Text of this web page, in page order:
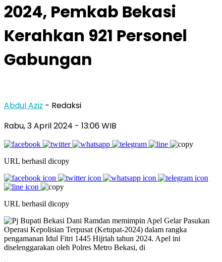
2024, Pemkab Bekasi
Kerahkan 921 Personel
Gabungan
Abdul Aziz - Redaksi
Rabu, 3 April 2024 - 13:06 WIB
URL berhasil dicopy
URL berhasil dicopy